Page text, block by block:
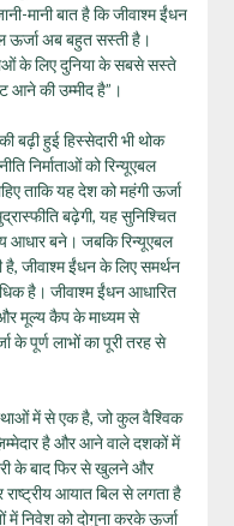
मानी बात है कि जीवाश्म ईंधन
ऊर्जा अब बहुत सस्ती है।
के लिए दुनिया के सबसे सस्ते
आने की उम्मीद है”।
बढ़ी हुई हिस्सेदारी भी थोक
निर्माताओं को रिन्यूएबल
ताकि यह देश को महंगी ऊर्जा
बढ़ेगी, यह सुनिश्चित
आधार बने। जबकि रिन्यूएबल
है, जीवाश्म ईंधन के लिए समर्थन
है। जीवाश्म ईंधन आधारित
और मूल्य कैप के माध्यम से
के पूर्ण लाभों का पूरी तरह से
में से एक है, जो कुल वैश्विक
है और आने वाले दशकों में
के बाद फिर से खुलने और
आयात बिल से लगता है
में निवेश को दोगुना करके ऊर्जा